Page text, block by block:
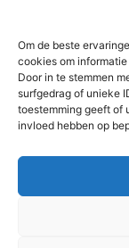
Om de beste
cookies om
Door in te stemmen
surfgedrag of unieke
toestemming geeft of
invloed hebben op
Vind Ons
Cookiebeleid
Goede Links